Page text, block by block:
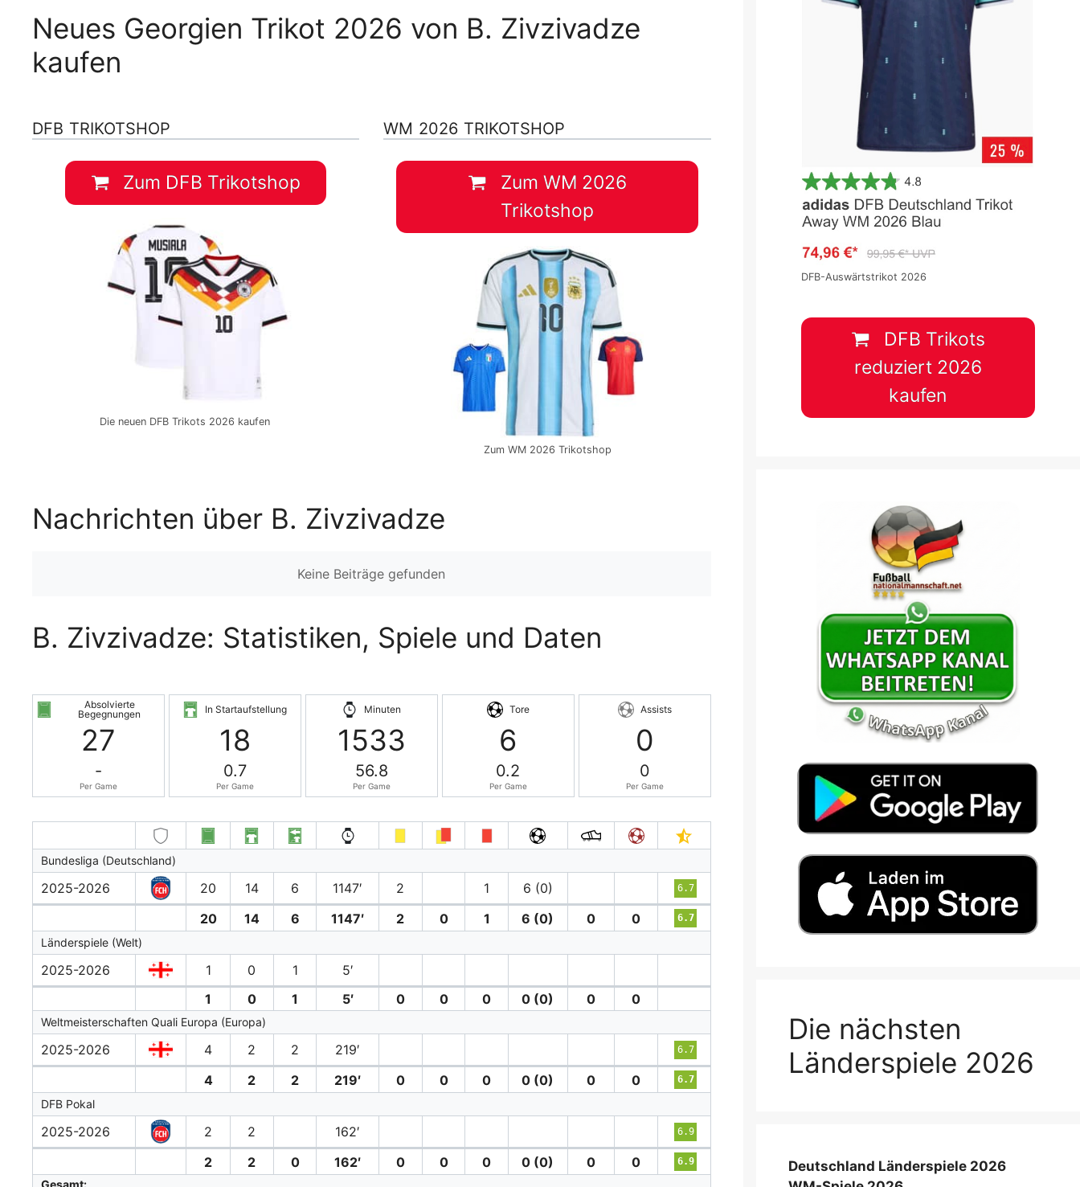
Neues Georgien Trikot 2026 von B. Zivzivadze
kaufen
DFB TRIKOTSHOP
Zum DFB Trikotshop
Die neuen DFB Trikots 2026 kaufen
WM 2026 TRIKOTSHOP
Zum WM 2026
Trikotshop
Zum WM 2026 Trikotshop
Nachrichten über B. Zivzivadze
Keine Beiträge gefunden
B. Zivzivadze: Statistiken, Spiele und Daten
Absolvierte
Begegnungen
27
-
Per Game
In Startaufstellung
18
0.7
Per Game
Minuten
1533
56.8
Per Game
Tore
6
0.2
Per Game
Assists
0
0
Per Game
Bundesliga (Deutschland)
2025-2026 20 14 6 1147′ 2 1 6 (0) 6.7
20 14 6 1147′ 2 0 1 6 (0) 0 0 6.7
Länderspiele (Welt)
2025-2026 1 0 1
5′
1
0 1 5′ 0 0 0 0 (0) 0 0
Weltmeisterschaften Quali Europa (Europa)
2025-2026 4 2 2 219′ 6.7
4 2 2 219′ 0 0 0 0 (0) 0 0 6.7
DFB Pokal
2025-2026 2 2 162′ 6.9
2 2 0 162′ 0 0 0 0 (0) 0 0 6.9
Gesamt:
DFB-Auswärtstrikot 2026
DFB Trikots
reduziert 2026
kaufen
Die nächsten
Länderspiele 2026
Deutschland Länderspiele 2026